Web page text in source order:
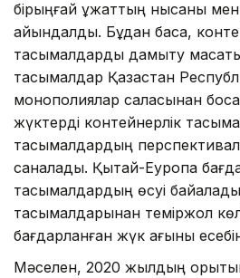
бірыңғай құжаттың нысаны
айқындалды. Бұдан басқа,
тасымалдарды дамыту
тасымалдар Қазақстан
монополиялар саласынан
жүктерді контейнерлік
тасымалдардың
саналады. Қытай-Еуропа
тасымалдардың өсуі
тасымалдарынан теміржол
бағдарланған жүк ағыны
Мәселен, 2020 жылдың